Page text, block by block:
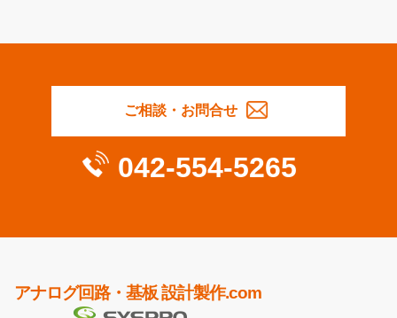
ご相談・お問合せ
042-554-5265
アナログ回路・基板 設計製作.com